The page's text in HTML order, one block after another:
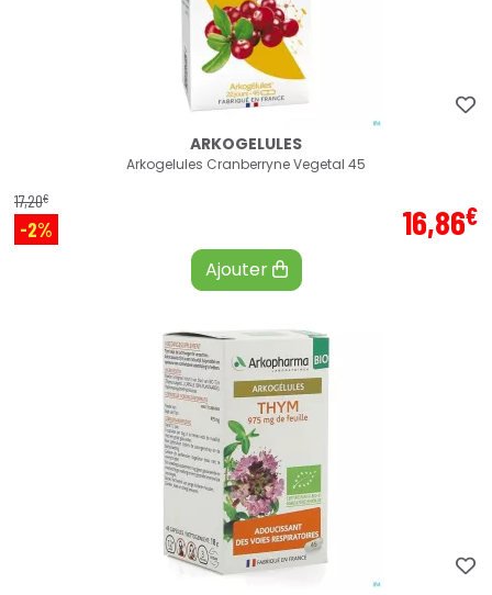
ARKOGELULES
Arkogelules Cranberryne Vegetal 45
17,20€
-2% 16,86€
Ajouter